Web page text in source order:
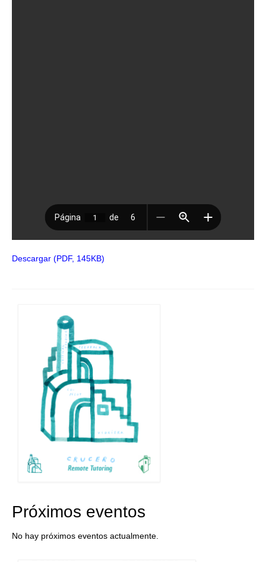
Descargar (PDF, 145KB)
Próximos eventos
No hay próximos eventos actualmente.